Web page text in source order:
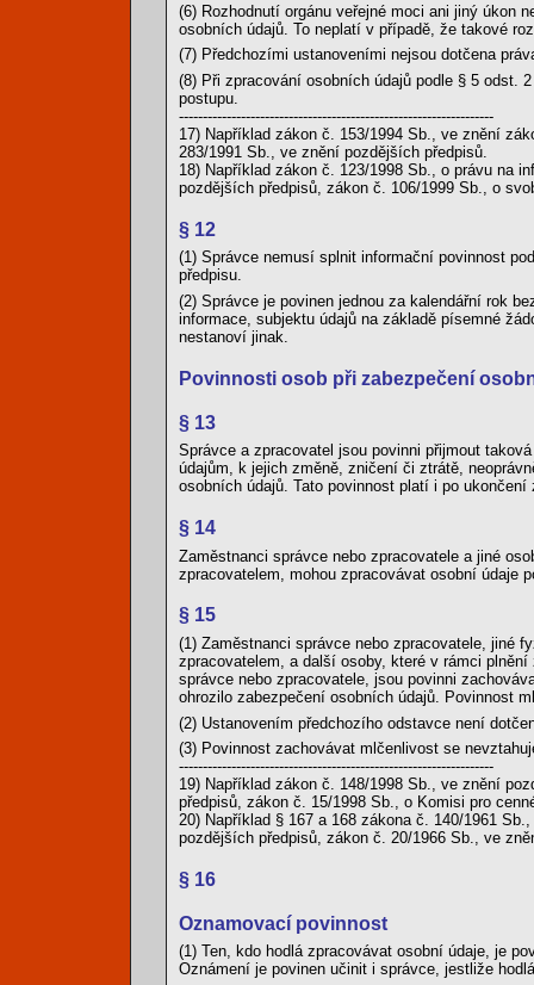
(6) Rozhodnutí orgánu veřejné moci ani jiný úkon
osobních údajů. To neplatí v případě, že takové
(7) Předchozími ustanoveními nejsou dotčena
(8) Při zpracování osobních údajů podle § 5 odst.
postupu.
------------------------------------------------------------------
17) Například zákon č. 153/1994 Sb., ve znění
283/1991 Sb., ve znění pozdějších předpisů.
18) Například zákon č. 123/1998 Sb., o právu na
pozdějších předpisů, zákon č. 106/1999 Sb., o
§ 12
(1) Správce nemusí splnit informační povinnost
předpisu.
(2) Správce je povinen jednou za kalendářní rok
informace, subjektu údajů na základě písemné
nestanoví jinak.
Povinnosti osob při zabezpečení
§ 13
Správce a zpracovatel jsou povinni přijmout
údajům, k jejich změně, zničení či ztrátě,
osobních údajů. Tato povinnost platí i po
§ 14
Zaměstnanci správce nebo zpracovatele a jiné
zpracovatelem, mohou zpracovávat osobní údaje
§ 15
(1) Zaměstnanci správce nebo zpracovatele, jiné
zpracovatelem, a další osoby, které v rámci
správce nebo zpracovatele, jsou povinni
ohrozilo zabezpečení osobních údajů. Povinnost
(2) Ustanovením předchozího odstavce není
(3) Povinnost zachovávat mlčenlivost se
------------------------------------------------------------------
19) Například zákon č. 148/1998 Sb., ve znění
předpisů, zákon č. 15/1998 Sb., o Komisi pro
20) Například § 167 a 168 zákona č. 140/1961
pozdějších předpisů, zákon č. 20/1966 Sb., ve
§ 16
Oznamovací povinnost
(1) Ten, kdo hodlá zpracovávat osobní údaje, je
Oznámení je povinen učinit i správce, jestliže